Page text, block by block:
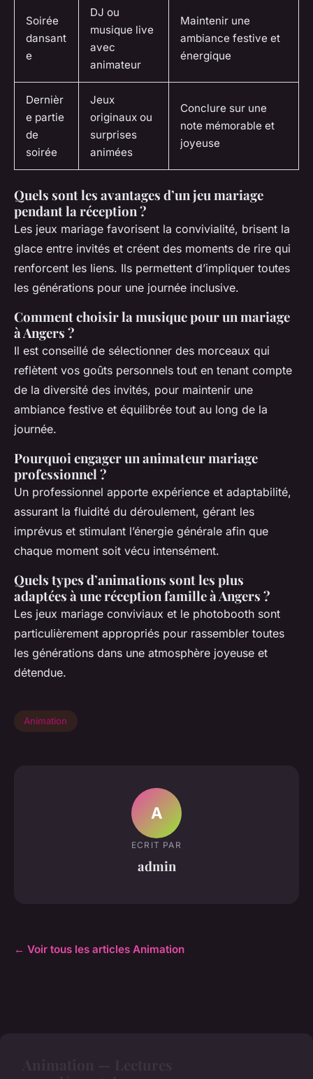
Soirée
dansant
e
DJ ou
musique live
avec
animateur
Maintenir une
ambiance festive et
énergique
Dernièr
e partie
de
soirée
Jeux
originaux ou
surprises
animées
Conclure sur une
note mémorable et
joyeuse
Quels sont les avantages d’un jeu mariage
pendant la réception ?
Les jeux mariage favorisent la convivialité, brisent la
glace entre invités et créent des moments de rire qui
renforcent les liens. Ils permettent d’impliquer toutes
les générations pour une journée inclusive.
Comment choisir la musique pour un mariage
à Angers ?
Il est conseillé de sélectionner des morceaux qui
reflètent vos goûts personnels tout en tenant compte
de la diversité des invités, pour maintenir une
ambiance festive et équilibrée tout au long de la
journée.
Pourquoi engager un animateur mariage
professionnel ?
Un professionnel apporte expérience et adaptabilité,
assurant la fluidité du déroulement, gérant les
imprévus et stimulant l’énergie générale afin que
chaque moment soit vécu intensément.
Quels types d’animations sont les plus
adaptées à une réception famille à Angers ?
Les jeux mariage conviviaux et le photobooth sont
particulièrement appropriés pour rassembler toutes
les générations dans une atmosphère joyeuse et
détendue.
Animation
A
ECRIT PAR
admin
← Voir tous les articles Animation